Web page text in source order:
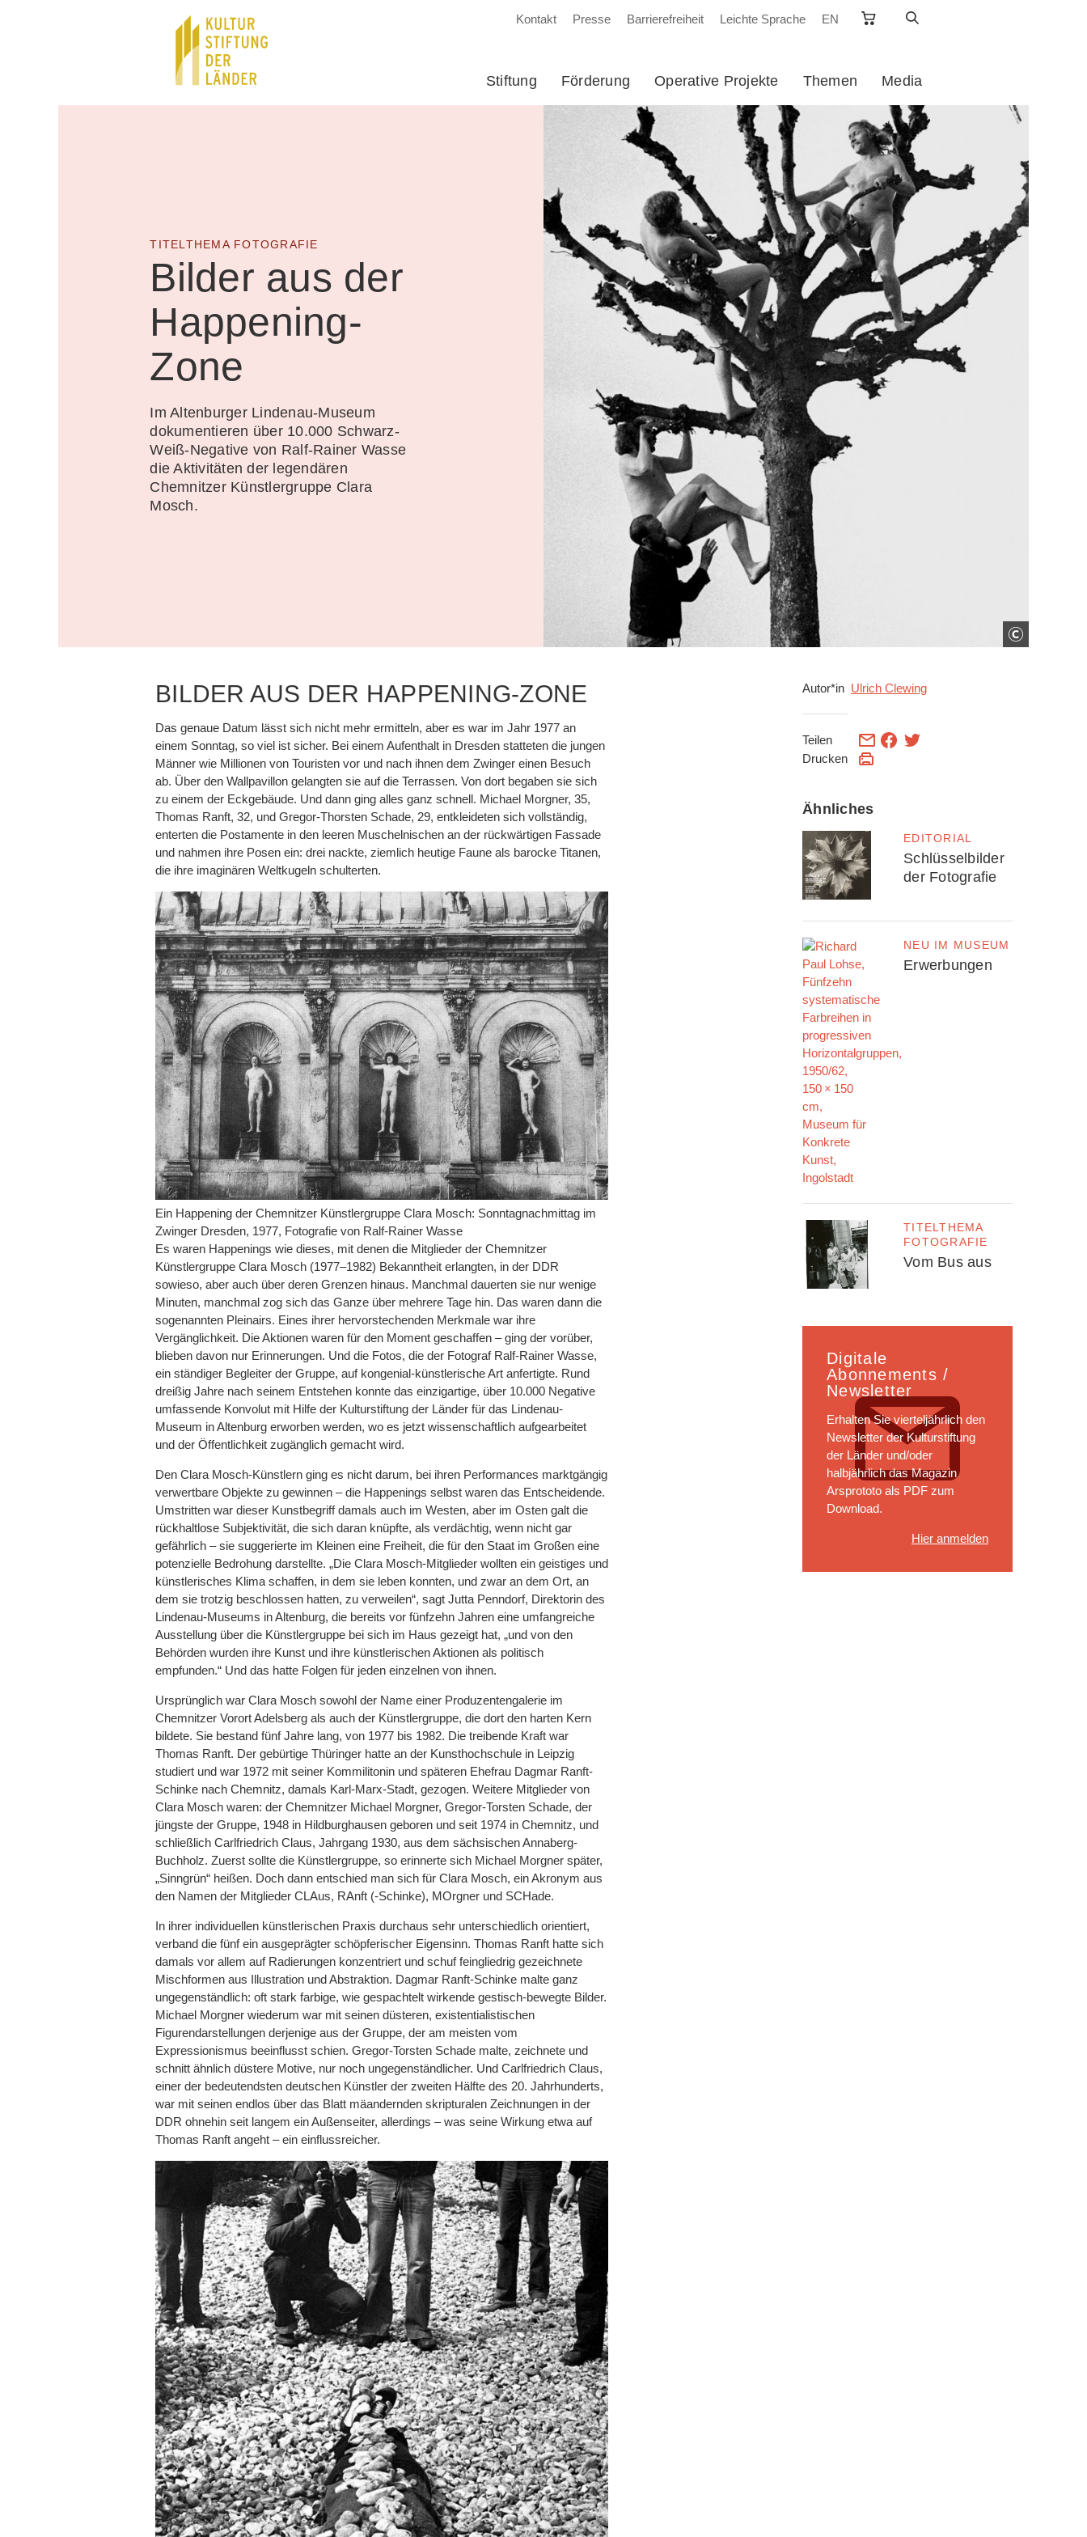
Kontakt Presse Barrierefreiheit Leichte Sprache EN
Stiftung Förderung Operative Projekte Themen Media
TITELTHEMA FOTOGRAFIE
Bilder aus der
Happening-
Zone
Im Altenburger Lindenau-Museum
dokumentieren über 10.000 Schwarz-
Weiß-Negative von Ralf-Rainer Wasse
die Aktivitäten der legendären
Chemnitzer Künstlergruppe Clara
Mosch.
BILDER AUS DER HAPPENING-ZONE
Das genaue Datum lässt sich nicht mehr ermitteln, aber es war im Jahr 1977 an
einem Sonntag, so viel ist sicher. Bei einem Aufenthalt in Dresden statteten die jungen
Männer wie Millionen von Touristen vor und nach ihnen dem Zwinger einen Besuch
ab. Über den Wallpavillon gelangten sie auf die Terrassen. Von dort begaben sie sich
zu einem der Eckgebäude. Und dann ging alles ganz schnell. Michael Morgner, 35,
Thomas Ranft, 32, und Gregor-Thorsten Schade, 29, entkleideten sich vollständig,
enterten die Postamente in den leeren Muschelnischen an der rückwärtigen Fassade
und nahmen ihre Posen ein: drei nackte, ziemlich heutige Faune als barocke Titanen,
die ihre imaginären Weltkugeln schulterten.
Ein Happening der Chemnitzer Künstlergruppe Clara Mosch: Sonntagnachmittag im
Zwinger Dresden, 1977, Fotografie von Ralf-Rainer Wasse
Es waren Happenings wie dieses, mit denen die Mitglieder der Chemnitzer
Künstlergruppe Clara Mosch (1977–1982) Bekanntheit erlangten, in der DDR
sowieso, aber auch über deren Grenzen hinaus. Manchmal dauerten sie nur wenige
Minuten, manchmal zog sich das Ganze über mehrere Tage hin. Das waren dann die
sogenannten Pleinairs. Eines ihrer hervorstechenden Merkmale war ihre
Vergänglichkeit. Die Aktionen waren für den Moment geschaffen – ging der vorüber,
blieben davon nur Erinnerungen. Und die Fotos, die der Fotograf Ralf-Rainer Wasse,
ein ständiger Begleiter der Gruppe, auf kongenial-künstlerische Art anfertigte. Rund
dreißig Jahre nach seinem Entstehen konnte das einzigartige, über 10.000 Negative
umfassende Konvolut mit Hilfe der Kulturstiftung der Länder für das Lindenau-
Museum in Altenburg erworben werden, wo es jetzt wissenschaftlich aufgearbeitet
und der Öffentlichkeit zugänglich gemacht wird.
Den Clara Mosch-Künstlern ging es nicht darum, bei ihren Performances marktgängig
verwertbare Objekte zu gewinnen – die Happenings selbst waren das Entscheidende.
Umstritten war dieser Kunstbegriff damals auch im Westen, aber im Osten galt die
rückhaltlose Subjektivität, die sich daran knüpfte, als verdächtig, wenn nicht gar
gefährlich – sie suggerierte im Kleinen eine Freiheit, die für den Staat im Großen eine
potenzielle Bedrohung darstellte. „Die Clara Mosch-Mitglieder wollten ein geistiges und
künstlerisches Klima schaffen, in dem sie leben konnten, und zwar an dem Ort, an
dem sie trotzig beschlossen hatten, zu verweilen“, sagt Jutta Penndorf, Direktorin des
Lindenau-Museums in Altenburg, die bereits vor fünfzehn Jahren eine umfangreiche
Ausstellung über die Künstlergruppe bei sich im Haus gezeigt hat, „und von den
Behörden wurden ihre Kunst und ihre künstlerischen Aktionen als politisch
empfunden.“ Und das hatte Folgen für jeden einzelnen von ihnen.
Ursprünglich war Clara Mosch sowohl der Name einer Produzentengalerie im
Chemnitzer Vorort Adelsberg als auch der Künstlergruppe, die dort den harten Kern
bildete. Sie bestand fünf Jahre lang, von 1977 bis 1982. Die treibende Kraft war
Thomas Ranft. Der gebürtige Thüringer hatte an der Kunsthochschule in Leipzig
studiert und war 1972 mit seiner Kommilitonin und späteren Ehefrau Dagmar Ranft-
Schinke nach Chemnitz, damals Karl-Marx-Stadt, gezogen. Weitere Mitglieder von
Clara Mosch waren: der Chemnitzer Michael Morgner, Gregor-Torsten Schade, der
jüngste der Gruppe, 1948 in Hildburghausen geboren und seit 1974 in Chemnitz, und
schließlich Carlfriedrich Claus, Jahrgang 1930, aus dem sächsischen Annaberg-
Buchholz. Zuerst sollte die Künstlergruppe, so erinnerte sich Michael Morgner später,
„Sinngrün“ heißen. Doch dann entschied man sich für Clara Mosch, ein Akronym aus
den Namen der Mitglieder CLAus, RAnft (-Schinke), MOrgner und SCHade.
In ihrer individuellen künstlerischen Praxis durchaus sehr unterschiedlich orientiert,
verband die fünf ein ausgeprägter schöpferischer Eigensinn. Thomas Ranft hatte sich
damals vor allem auf Radierungen konzen­triert und schuf feingliedrig gezeichnete
Mischformen aus Illustration und Abstraktion. Dagmar Ranft-Schinke malte ganz
ungegenständlich: oft stark farbige, wie gespachtelt wirkende gestisch-bewegte Bilder.
Michael Morgner wiederum war mit seinen düsteren, existentialistischen
Figurendarstellungen derjenige aus der Gruppe, der am meisten vom
Expressionismus beeinflusst schien. Gregor-Torsten Schade malte, zeichnete und
schnitt ähnlich düstere Motive, nur noch ungegenständlicher. Und Carlfriedrich Claus,
einer der bedeutendsten deutschen Künstler der zweiten Hälfte des 20. Jahrhunderts,
war mit seinen endlos über das Blatt mäandernden skripturalen Zeichnungen in der
DDR ohnehin seit langem ein Außenseiter, allerdings – was seine Wirkung etwa auf
Thomas Ranft angeht – ein einflussreicher.
Gruppenbild vor der Galerie Clara Mosch in Adelsberg: Thomas
Ranft, Gregor-Torsten Kozik (Schade), Dagmar Ranft-Schinke,
Carlfriedrich Claus, Michael Morgner; Fotografie von Ralf-Rainer
Wasse
1/4
Autor*in Ulrich Clewing
Teilen
Drucken
Ähnliches
EDITORIAL
Schlüsselbilder
der Fotografie
NEU IM MUSEUM
Erwerbungen
TITELTHEMA
FOTOGRAFIE
Vom Bus aus
Digitale
Abonnements /
Newsletter
Erhalten Sie vierteljährlich den
Newsletter der Kulturstiftung
der Länder und/oder
halbjährlich das Magazin
Arsprototo als PDF zum
Download.
Hier anmelden